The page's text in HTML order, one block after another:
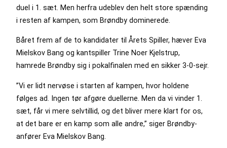
duel i 1. sæt. Men herfra udeblev den helt store spænding
i resten af kampen, som Brøndby dominerede.
Båret frem af de to kandidater til Årets Spiller, hæver Eva
Mielskov Bang og kantspiller Trine Noer Kjelstrup,
hamrede Brøndby sig i pokalfinalen med en sikker 3-0-sejr.
”Vi er lidt nervøse i starten af kampen, hvor holdene
følges ad. Ingen tør afgøre duellerne. Men da vi vinder 1.
sæt, får vi mere selvtillid, og det bliver mere klart for os,
at det bare er en kamp som alle andre,” siger Brøndby-
anfører Eva Mielskov Bang.